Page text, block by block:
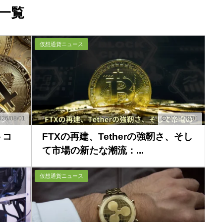
覧
08/01 2026/08/01
仮想通貨ニュース
FTXの再建、Tetherの強靭さ、そし
て市場の新たな潮流：...
仮想通貨ニュース